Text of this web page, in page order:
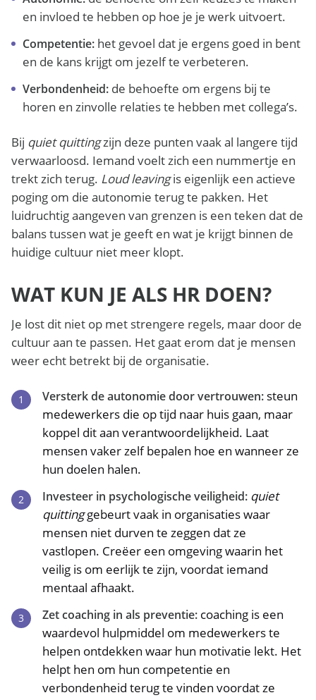
en invloed te hebben op hoe je je werk uitvoert.
Competentie: het gevoel dat je ergens goed in bent
en de kans krijgt om jezelf te verbeteren.
Verbondenheid: de behoefte om ergens bij te
horen en zinvolle relaties te hebben met collega’s.
Bij quiet quittingzijn deze punten vaak al langere tijd
verwaarloosd. Iemand voelt zich een nummertje en
trekt zich terug. Loud leavingis eigenlijk een actieve
poging om die autonomie terug te pakken. Het
luidruchtig aangeven van grenzen is een teken dat de
balans tussen wat je geeft en wat je krijgt binnen de
huidige cultuur niet meer klopt.
WAT KUN JE ALS HR DOEN?
Je lost dit niet op met strengere regels, maar door de
cultuur aan te passen. Het gaat erom dat je mensen
weer echt betrekt bij de organisatie.
Versterk de autonomie door vertrouwen: steun
medewerkers die op tijd naar huis gaan, maar
koppel dit aan verantwoordelijkheid. Laat
mensen vaker zelf bepalen hoe en wanneer ze
hun doelen halen.
Investeer in psychologische veiligheid: quiet
quittinggebeurt vaak in organisaties waar
mensen niet durven te zeggen dat ze
vastlopen. Creëer een omgeving waarin het
veilig is om eerlijk te zijn, voordat iemand
mentaal afhaakt.
Zet coaching in als preventie: coaching is een
waardevol hulpmiddel om medewerkers te
helpen ontdekken waar hun motivatie lekt. Het
helpt hen om hun competentie en
verbondenheid terug te vinden voordat ze